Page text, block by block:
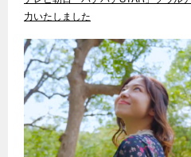
力いたしました